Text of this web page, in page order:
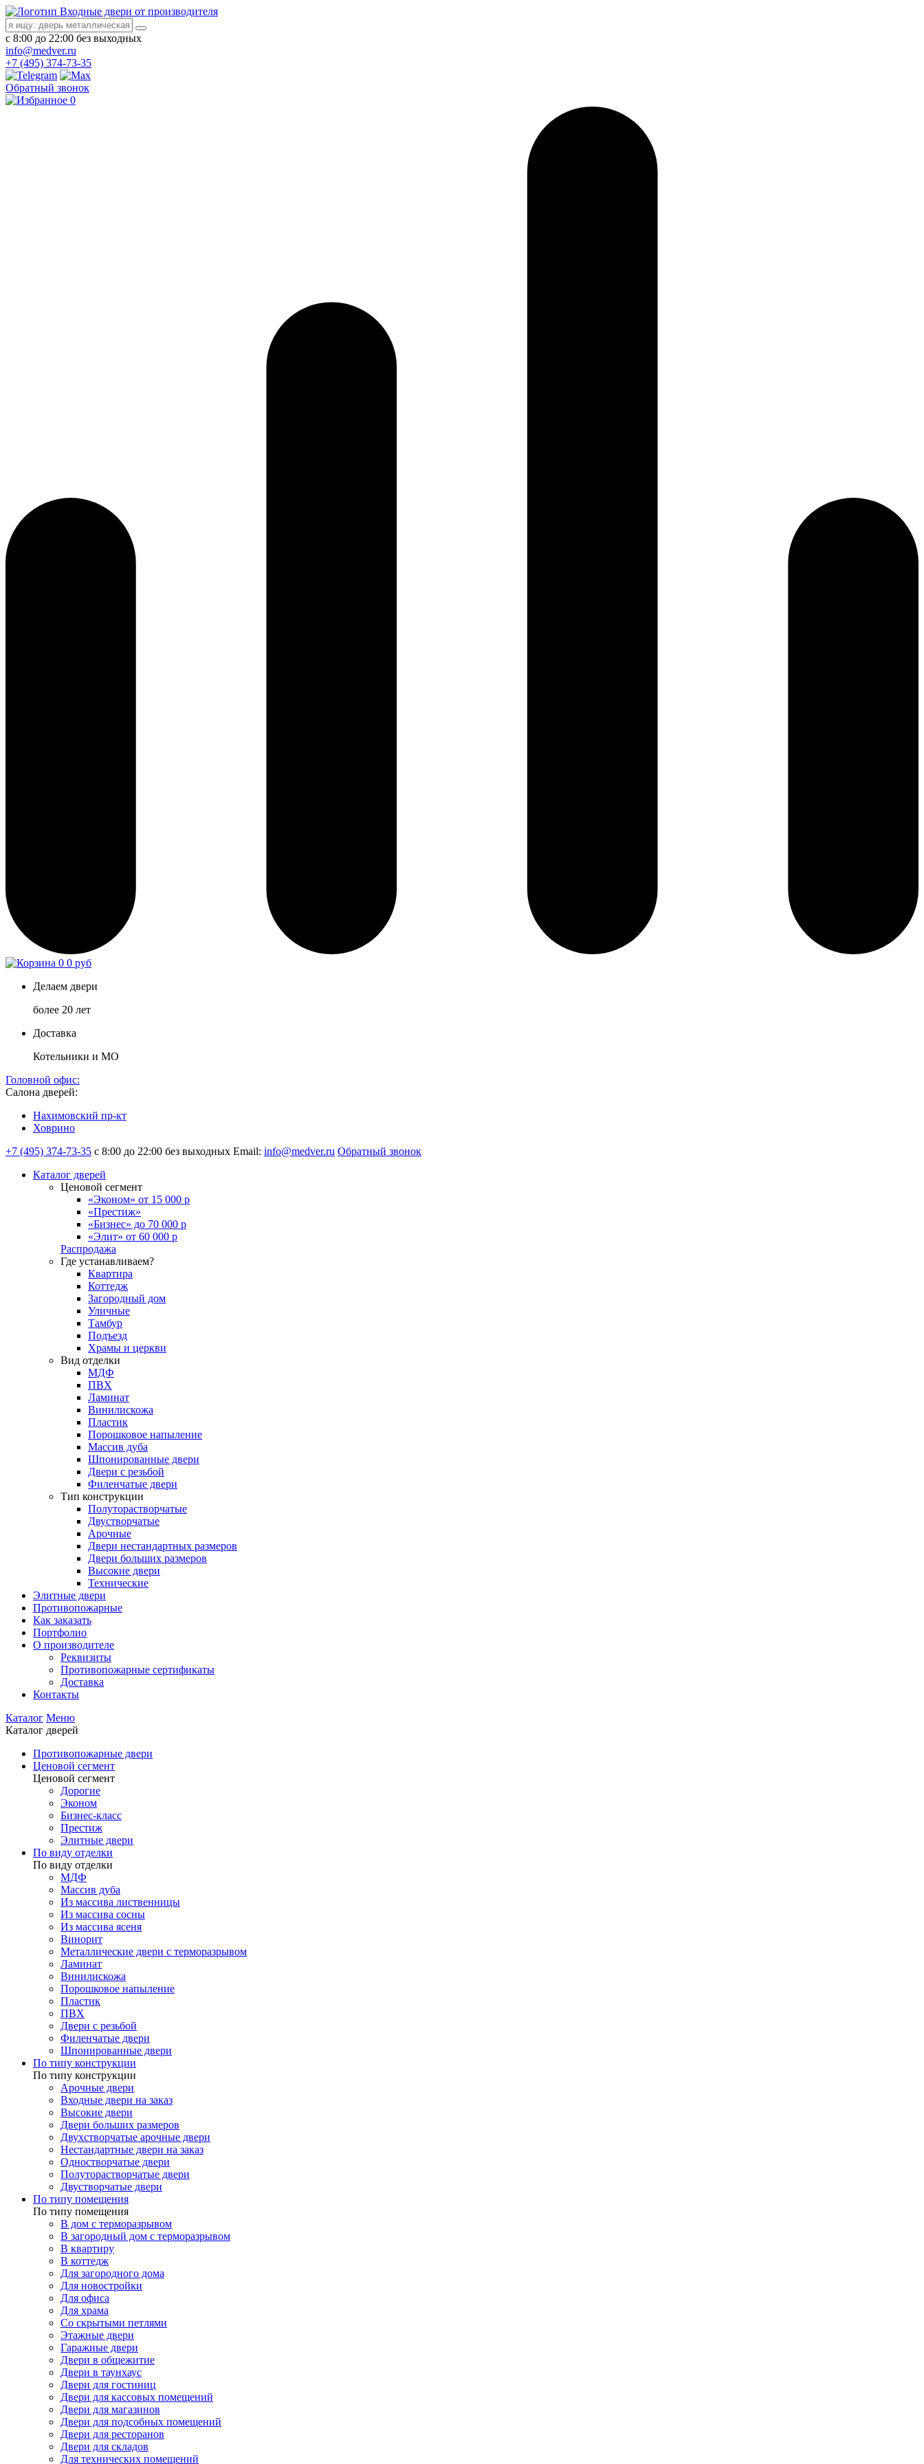
Входные двери от производителя
с 8:00 до 22:00 без выходных
info@medver.ru
+7 (495) 374-73-35
Обратный звонок
0
0 0 руб
Делаем двери
более 20 лет
Доставка
Котельники и МО
Головной офис:
Салона дверей:
Нахимовский пр-кт
Ховрино
+7 (495) 374-73-35 с 8:00 до 22:00 без выходных Email: info@medver.ru Обратный звонок
Каталог дверей
Ценовой сегмент
«Эконом» от 15 000 р
«Престиж»
«Бизнес» до 70 000 р
«Элит» от 60 000 р
Распродажа
Где устанавливаем?
Квартира
Коттедж
Загородный дом
Уличные
Тамбур
Подъезд
Храмы и церкви
Вид отделки
МДФ
ПВХ
Ламинат
Винилискожа
Пластик
Порошковое напыление
Массив дуба
Шпонированные двери
Двери с резьбой
Филенчатые двери
Тип конструкции
Полуторастворчатые
Двустворчатые
Арочные
Двери нестандартных размеров
Двери больших размеров
Высокие двери
Технические
Элитные двери
Противопожарные
Как заказать
Портфолио
О производителе
Реквизиты
Противопожарные сертификаты
Доставка
Контакты
Каталог Меню
Каталог дверей
Противопожарные двери
Ценовой сегмент
Ценовой сегмент
Дорогие
Эконом
Бизнес-класс
Престиж
Элитные двери
По виду отделки
По виду отделки
МДФ
Массив дуба
Из массива лиственницы
Из массива сосны
Из массива ясеня
Винорит
Металлические двери с терморазрывом
Ламинат
Винилискожа
Порошковое напыление
Пластик
ПВХ
Двери с резьбой
Филенчатые двери
Шпонированные двери
По типу конструкции
По типу конструкции
Арочные двери
Входные двери на заказ
Высокие двери
Двери больших размеров
Двухстворчатые арочные двери
Нестандартные двери на заказ
Одностворчатые двери
Полуторастворчатые двери
Двустворчатые двери
По типу помещения
По типу помещения
В дом с терморазрывом
В загородный дом с терморазрывом
В квартиру
В коттедж
Для загородного дома
Для новостройки
Для офиса
Для храма
Со скрытыми петлями
Этажные двери
Гаражные двери
Двери в общежитие
Двери в таунхаус
Двери для гостиниц
Двери для кассовых помещений
Двери для магазинов
Двери для подсобных помещений
Двери для ресторанов
Двери для складов
Для технических помещений